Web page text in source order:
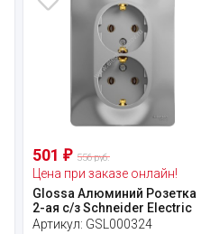
501₽ 556 руб.
Цена при заказе онлайн!
Glossa Алюминий Розетка
2-ая с/з Schneider Electric
Артикул: GSL000324